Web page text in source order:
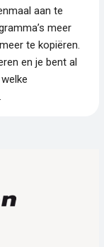
aan te
meer
te kopiëren.
en je bent al